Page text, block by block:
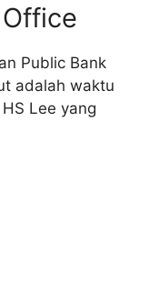
Public Bank
adalah waktu
Lee yang